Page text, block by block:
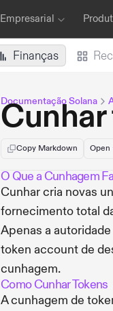
Empresarial
Finanças
Documentação Solana
Copy Markdown Open
O Que a Cunhagem
Cunhar cria novas
fornecimento total
Apenas a
token account de
cunhagem.
Como Cunhar Tokens
A cunhagem de